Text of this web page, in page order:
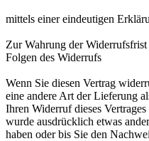
mittels einer eindeutigen
Zur Wahrung der
Folgen des Widerrufs
Wenn Sie diesen Vertrag
eine andere Art der Lieferung
Ihren Widerruf dieses
wurde ausdrücklich etwas
haben oder bis Sie den